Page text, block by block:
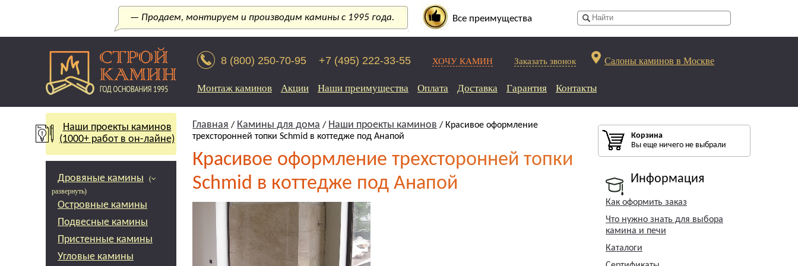
— Продаем, монтируем и производим камины с 1995 года. Все преимущества
8 (800) 250-70-95 +7 (495) 222-33-55 ХОЧУ КАМИН Заказать звонок Салоны каминов в Москве
Монтаж каминов Акции Наши преимущества Оплата Доставка Гарантия Контакты
Наши проекты каминов
(1000+ работ в он-лайне)
Дровяные камины
(
развернуть)
Островные камины
Подвесные камины
Пристенные камины
Угловые камины
Главная / Камины для дома / Наши проекты каминов / Красивое оформление
трехсторонней топки Schmid в коттедже под Анапой
Красивое оформление трехсторонней топки
Schmid в коттедже под Анапой
Корзина
Вы еще ничего не выбрали
Информация
Как оформить заказ
Что нужно знать для выбора
камина и печи
Каталоги